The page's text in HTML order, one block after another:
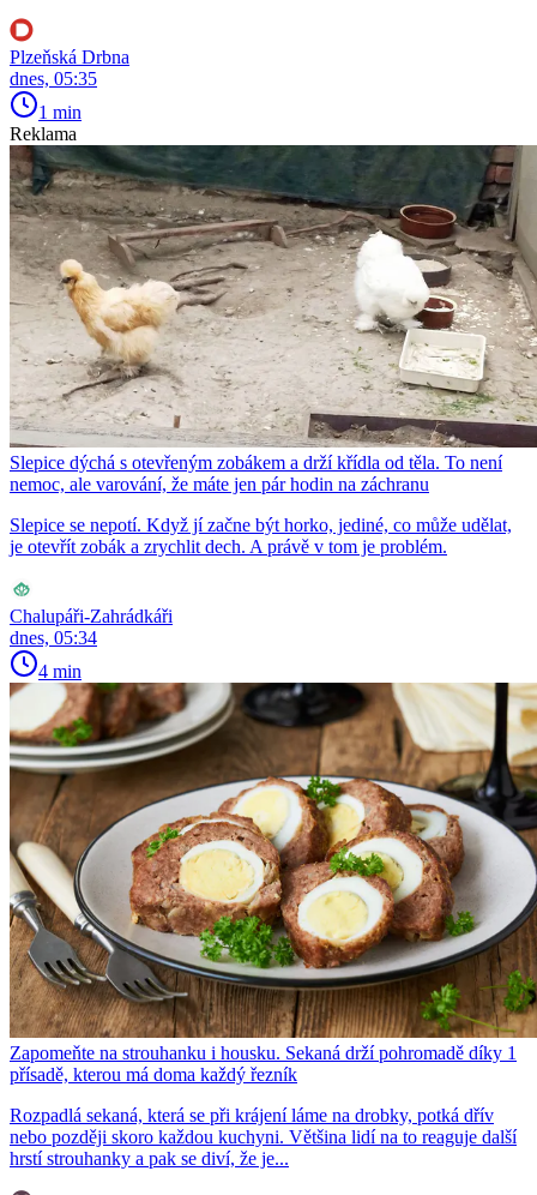
Plzeňská Drbna
dnes, 05:35
1 min
Reklama
Slepice dýchá s otevřeným zobákem a drží křídla od těla. To není
nemoc, ale varování, že máte jen pár hodin na záchranu
Slepice se nepotí. Když jí začne být horko, jediné, co může udělat,
je otevřít zobák a zrychlit dech. A právě v tom je problém.
Chalupáři-Zahrádkáři
dnes, 05:34
4 min
Zapomeňte na strouhanku i housku. Sekaná drží pohromadě díky 1
přísadě, kterou má doma každý řezník
Rozpadlá sekaná, která se při krájení láme na drobky, potká dřív
nebo později skoro každou kuchyni. Většina lidí na to reaguje další
hrstí strouhanky a pak se diví, že je...